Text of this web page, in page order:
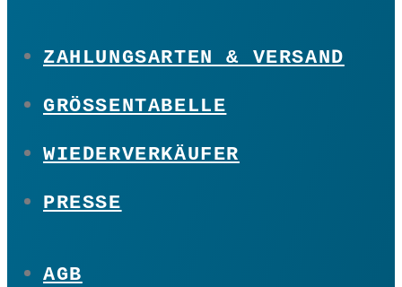
ZAHLUNGSARTEN & VERSAND
GRÖSSENTABELLE
WIEDERVERKÄUFER
PRESSE
AGB